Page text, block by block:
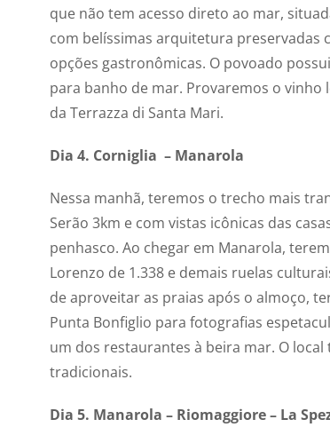
que não tem acesso direto ao mar,
com belíssimas arquitetura preservadas
opções gastronômicas. O povoado
para banho de mar. Provaremos o vinho
da Terrazza di Santa Mari.
Dia 4. Corniglia – Manarola
Nessa manhã, teremos o trecho mais
Serão 3km e com vistas icônicas das
penhasco. Ao chegar em Manarola,
Lorenzo de 1.338 e demais ruelas
de aproveitar as praias após o almoço,
Punta Bonfiglio para fotografias
um dos restaurantes à beira mar. O
tradicionais.
Dia 5. Manarola – Riomaggiore – La